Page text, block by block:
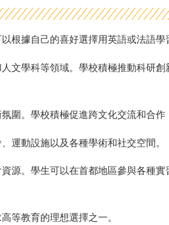
根據自己的喜好選擇用英語或法語學
文學科等領域。學校積極推動科研
圍。學校積極促進跨文化交流和合作
運動設施以及各種學術和社交空間。
源。學生可以在首都地區參與各種
等教育的理想選擇之一。